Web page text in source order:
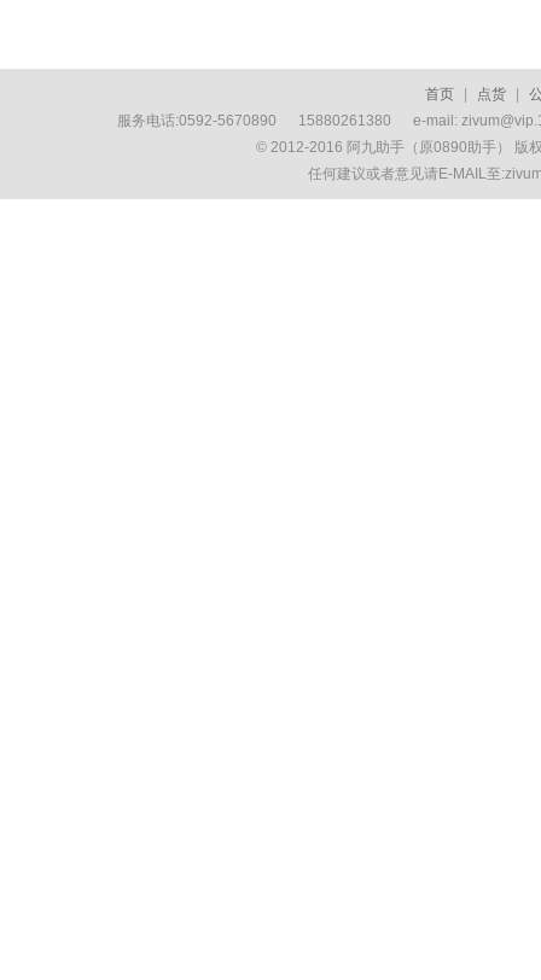
首页 点货
服务电话:0592-5670890 15880261380 e-mail:
© 2012-2016 阿九助手（原0890助手） 版
任何建议或者意见请E-MAIL至